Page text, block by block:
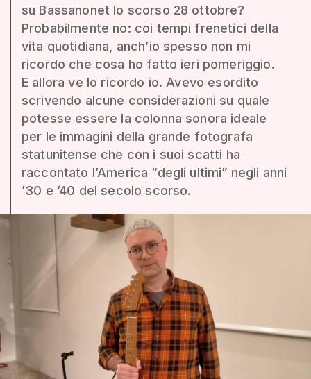
su Bassanonet lo scorso 28 ottobre?
Probabilmente no: coi tempi frenetici della
vita quotidiana, anch’io spesso non mi
ricordo che cosa ho fatto ieri pomeriggio.
E allora ve lo ricordo io. Avevo esordito
scrivendo alcune considerazioni su quale
potesse essere la colonna sonora ideale
per le immagini della grande fotografa
statunitense che con i suoi scatti ha
raccontato l’America “degli ultimi” negli anni
’30 e ’40 del secolo scorso.